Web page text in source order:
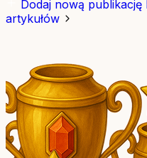
Dodaj nową publikację
artykułów